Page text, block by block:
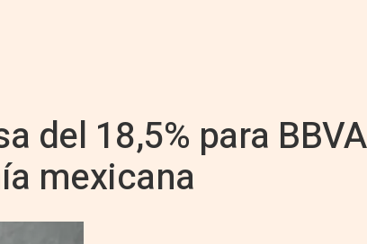
del 18,5% para BBVA
mexicana